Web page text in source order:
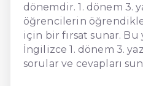
dönemdir. 1. dönem 3.
öğrencilerin
için bir fırsat sunar. Bu
İngilizce 1. dönem 3.
sorular ve cevapları